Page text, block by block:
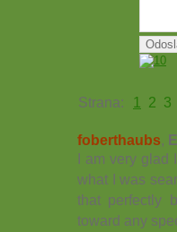
Strana: 1 2 3
foberthaubs,
I am very glad
what I was
that perfectly
toward any